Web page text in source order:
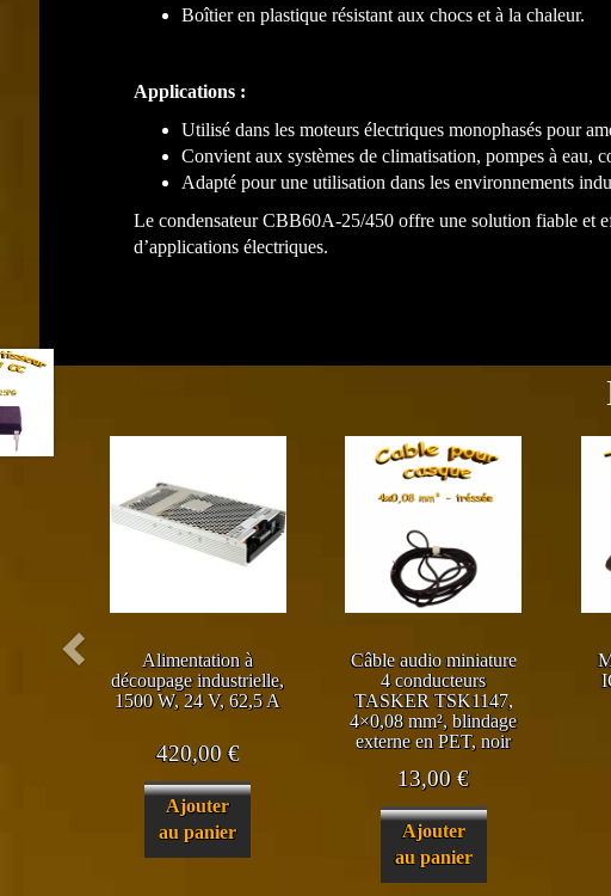
Boîtier en plastique résistant aux chocs et à la chaleur.
Applications :
Utilisé dans les moteurs électriques monophasés pour
Convient aux systèmes de climatisation, pompes à eau,
Adapté pour une utilisation dans les environnements
Le condensateur CBB60A-25/450 offre une solution fiable et
d’applications électriques.
Alimentation à
découpage industrielle,
1500 W, 24 V, 62,5 A
420,00€
Ajouter
au panier
Câble audio miniature
4 conducteurs
TASKER TSK1147,
4×0,08 mm², blindage
externe en PET, noir
13,00€
Ajouter
au panier